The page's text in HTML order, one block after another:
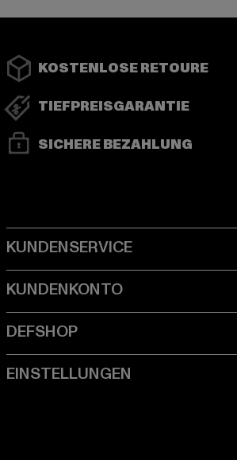
KOSTENLOSE RETOURE
TIEFPREISGARANTIE
SICHERE BEZAHLUNG